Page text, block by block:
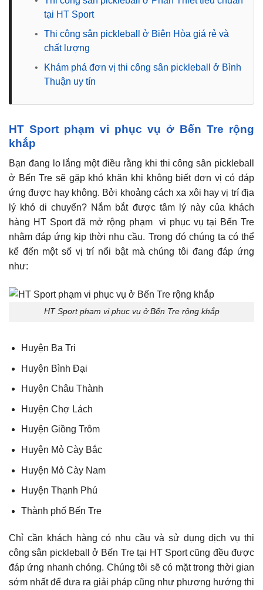
tại HT Sport
•
Thi công sân pickleball ở Biên Hòa giá rẻ và
chất lượng
•
Khám phá đơn vị thi công sân pickleball ở Bình
Thuận uy tín
HT Sport phạm vi phục vụ ở Bến Tre rộng
khắp
Bạn đang lo lắng một điều rằng khi thi công sân pickleball
ở Bến Tre sẽ gặp khó khăn khi không biết đơn vị có đáp
ứng được hay không. Bởi khoảng cách xa xôi hay vị trí địa
lý khó di chuyển? Nắm bắt được tâm lý này của khách
hàng HT Sport đã mở rộng phạm vi phục vụ tại Bến Tre
nhằm đáp ứng kịp thời nhu cầu. Trong đó chúng ta có thể
kể đến một số vị trí nổi bật mà chúng tôi đang đáp ứng
như:
HT Sport phạm vi phục vụ ở Bến Tre rộng khắp
Huyện Ba Tri
Huyện Bình Đại
Huyện Châu Thành
Huyện Chợ Lách
Huyện Giồng Trôm
Huyện Mỏ Cày Bắc
Huyện Mỏ Cày Nam
Huyện Thạnh Phú
Thành phố Bến Tre
Chỉ cần khách hàng có nhu cầu và sử dụng dịch vụ thi
công sân pickleball ở Bến Tre tại HT Sport cũng đều được
đáp ứng nhanh chóng. Chúng tôi sẽ có mặt trong thời gian
sớm nhất để đưa ra giải pháp cũng như phương hướng thi